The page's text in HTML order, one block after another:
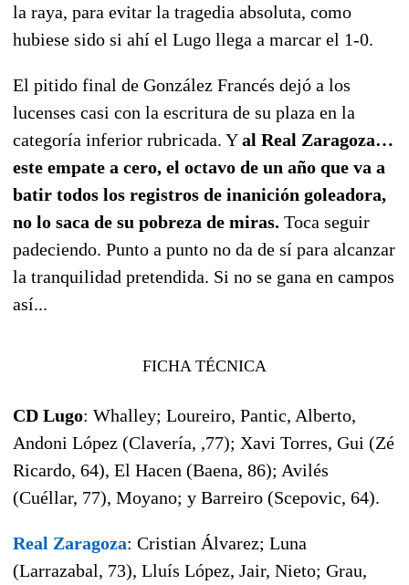
la raya, para evitar la tragedia absoluta, como
hubiese sido si ahí el Lugo llega a marcar el 1-0.
El pitido final de González Francés dejó a los
lucenses casi con la escritura de su plaza en la
categoría inferior rubricada. Yal Real Zaragoza…
este empate a cero, el octavo de un año que va a
batir todos los registros de inanición goleadora,
no lo saca de su pobreza de miras. Toca seguir
padeciendo. Punto a punto no da de sí para alcanzar
la tranquilidad pretendida. Si no se gana en campos
así...
FICHA TÉCNICA
CD Lugo: Whalley; Loureiro, Pantic, Alberto,
Andoni López (Clavería, ,77); Xavi Torres, Gui (Zé
Ricardo, 64), El Hacen (Baena, 86); Avilés
(Cuéllar, 77), Moyano; y Barreiro (Scepovic, 64).
Real Zaragoza: Cristian Álvarez; Luna
(Larrazabal, 73), Lluís López, Jair, Nieto; Grau,